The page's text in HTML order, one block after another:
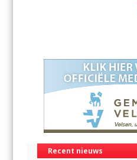
Recent nieuws